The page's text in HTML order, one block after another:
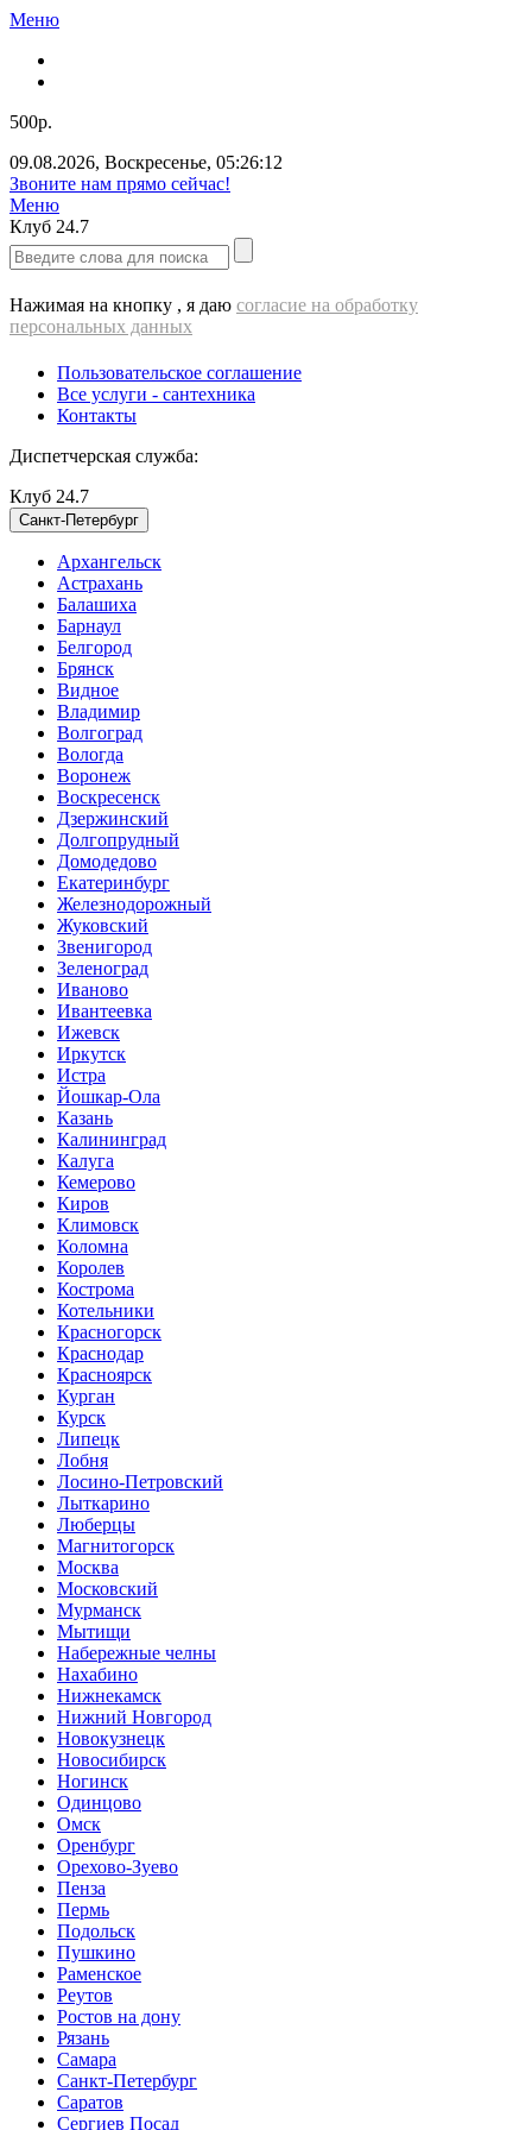
Меню
500р.
09.08.2026, Воскресенье, 05:26:12
Звоните нам прямо сейчас!
Меню
Клуб 24.7
Нажимая на кнопку , я даю согласие на обработку
персональных данных
Пользовательское соглашение
Все услуги - cантехника
Контакты
Диспетчерская служба:
Клуб 24.7
Санкт-Петербург
Архангельск
Астрахань
Балашиха
Барнаул
Белгород
Брянск
Видное
Владимир
Волгоград
Вологда
Воронеж
Воскресенск
Дзержинский
Долгопрудный
Домодедово
Екатеринбург
Железнодорожный
Жуковский
Звенигород
Зеленоград
Иваново
Ивантеевка
Ижевск
Иркутск
Истра
Йошкар-Ола
Казань
Калининград
Калуга
Кемерово
Киров
Климовск
Коломна
Королев
Кострома
Котельники
Красногорск
Краснодар
Красноярск
Курган
Курск
Липецк
Лобня
Лосино-Петровский
Лыткарино
Люберцы
Магнитогорск
Москва
Московский
Мурманск
Мытищи
Набережные челны
Нахабино
Нижнекамск
Нижний Новгород
Новокузнецк
Новосибирск
Ногинск
Одинцово
Омск
Оренбург
Орехово-Зуево
Пенза
Пермь
Подольск
Пушкино
Раменское
Реутов
Ростов на дону
Рязань
Самара
Санкт-Петербург
Саратов
Сергиев Посад